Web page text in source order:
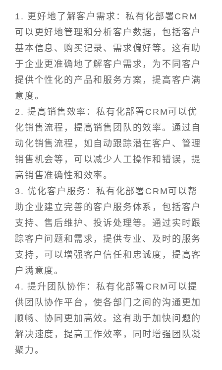
1. 更好地了解客户需求：私有化部署CRM
可以更好地管理和分析客户数据，包括客户
基本信息、购买记录、需求偏好等。这有助
于企业更准确地了解客户需求，为不同客户
提供个性化的产品和服务方案，提高客户满
意度。
2. 提高销售效率：私有化部署CRM可以优
化销售流程，提高销售团队的效率。通过自
动化销售流程，如自动跟踪潜在客户、管理
销售机会等，可以减少人工操作和错误，提
高销售准确性和效率。
3. 优化客户服务：私有化部署CRM可以帮
助企业建立完善的客户服务体系，包括客户
支持、售后维护、投诉处理等。通过实时跟
踪客户问题和需求，提供专业、及时的服务
支持，可以增强客户信任和忠诚度，提高客
户满意度。
4. 提升团队协作：私有化部署CRM可以提
供团队协作平台，使各部门之间的沟通更加
顺畅、协同更加高效。这有助于加快问题的
解决速度，提高工作效率，同时增强团队凝
聚力。